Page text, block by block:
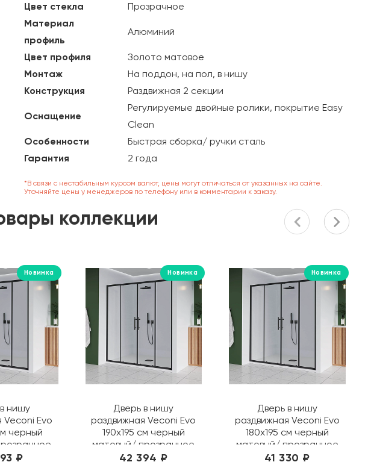
Цвет стекла
Прозрачное
Материал
профиль
Алюминий
Цвет профиля
Золото матовое
Монтаж
На поддон, на пол, в нишу
Конструкция
Раздвижная 2 секции
Оснащение
Регулируемые двойные ролики, покрытие Easy
Clean
Особенности
Быстрая сборка/ ручки сталь
Гарантия
2 года
*В связи с нестабильным курсом валют, цены могут отличаться от указанных на сайте.
Уточняйте цены у менеджеров по телефону или в комментарии к заказу.
коллекции
Новинка
нишу
Veconi Evo
черный
01-C9
₽
Новинка
Дверь в нишу
раздвижная Veconi Evo
190х195 см черный
матовый/ прозрачное
E4-B-190-01-C9
42 394 ₽
Новинка
Дверь в нишу
раздвижная Veconi Evo
180х195 см черный
матовый/ прозрачное
E4-B-180-01-C9
41 330 ₽